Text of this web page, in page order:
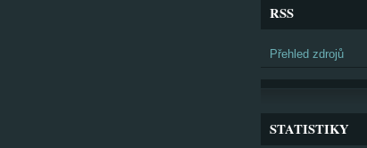
RSS
Přehled zdrojů
STATISTIKY